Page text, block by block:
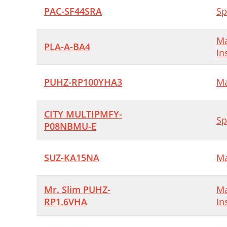
PAC-SF44SRA
PLA-A-BA4
PUHZ-RP100YHA3
CITY MULTIPMFY-
P08NBMU-E
SUZ-KA15NA
Mr. Slim PUHZ-
RP1.6VHA